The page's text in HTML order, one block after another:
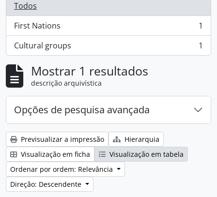
Todos
First Nations
, 1 resultados
1
Cultural groups
, 1 resultados 1
Mostrar 1 resultados
descrição arquivística
Opções de pesquisa avançada
Previsualizar a impressão
Hierarquia
Visualização em ficha
Visualização em tabela
Ordenar por ordem: Relevância
Direção: Descendente